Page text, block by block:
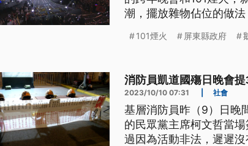
潮，擺放雜物佔位的做法
101煙火 屏東縣政府
消防員凱道國殤日晚會
2023/10/10 07:31 社會
基層消防員昨（9）日晚
的民眾黨主席柯文哲當
過因為活動非法，遲遲